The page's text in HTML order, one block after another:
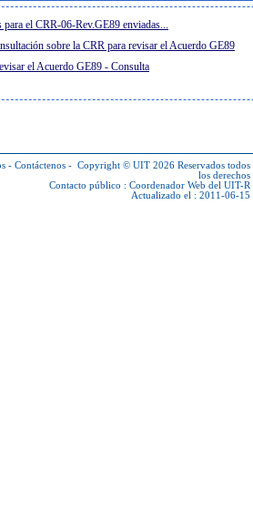
el CRR-06-Rev.GE89 enviadas...
sobre la CRR para revisar el Acuerdo GE89
el Acuerdo GE89 - Consulta
- Contáctenos - Copyright © UIT 2026 Reservados todos
los derechos
Contacto público : Coordenador Web del UIT-R
Actualizado el : 2011-06-15